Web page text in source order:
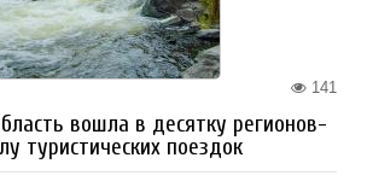
141
вошла в десятку регионов-
туристических поездок